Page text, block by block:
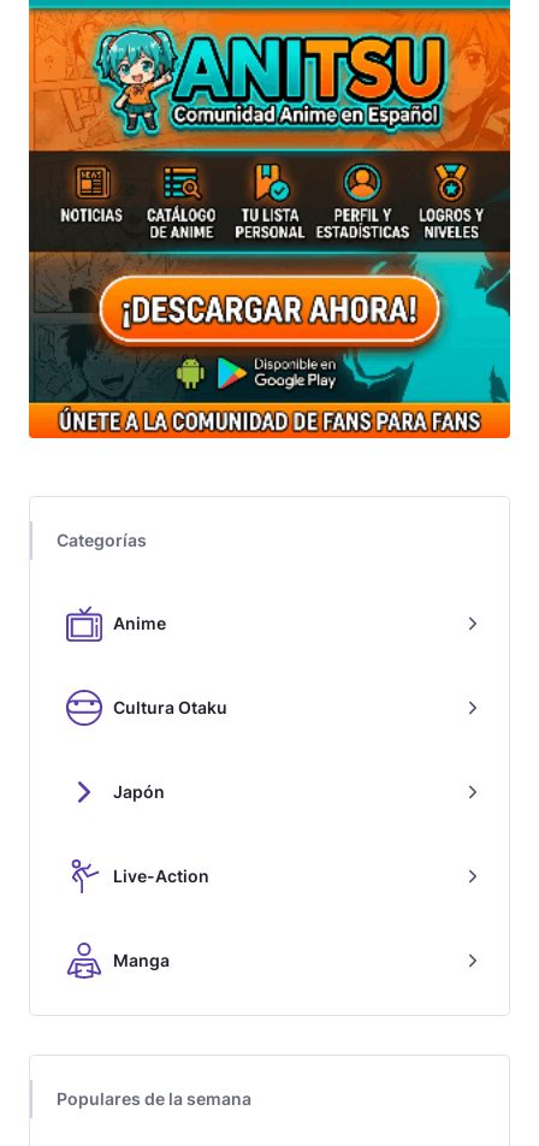
Categorías
Anime
Cultura Otaku
Japón
Live-Action
Manga
Populares de la semana